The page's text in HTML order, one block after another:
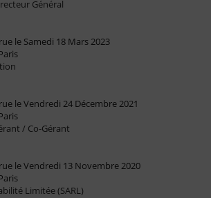
Général
le Samedi 18 Mars 2023
le Vendredi 24 Décembre 2021
/ Co-Gérant
le Vendredi 13 Novembre 2020
Limitée (SARL)